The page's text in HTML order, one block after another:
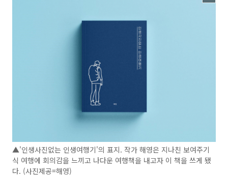
▲'인생사진없는 인생여행기'의 표지. 작가 해영은 지나친 보여주기
식 여행에 회의감을 느끼고 나다운 여행책을 내고자 이 책을 쓰게 됐
다. (사진제공=해영)